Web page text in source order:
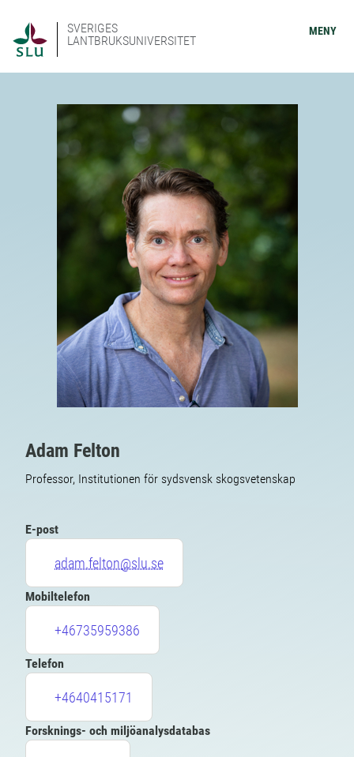
SVERIGES
LANTBRUKSUNIVERSITET
MENY
Adam Felton
Professor, Institutionen för sydsvensk skogsvetenskap
E-post
adam.felton@slu.se
Mobiltelefon
+46735959386
Telefon
+4640415171
Forsknings- och miljöanalysdatabas